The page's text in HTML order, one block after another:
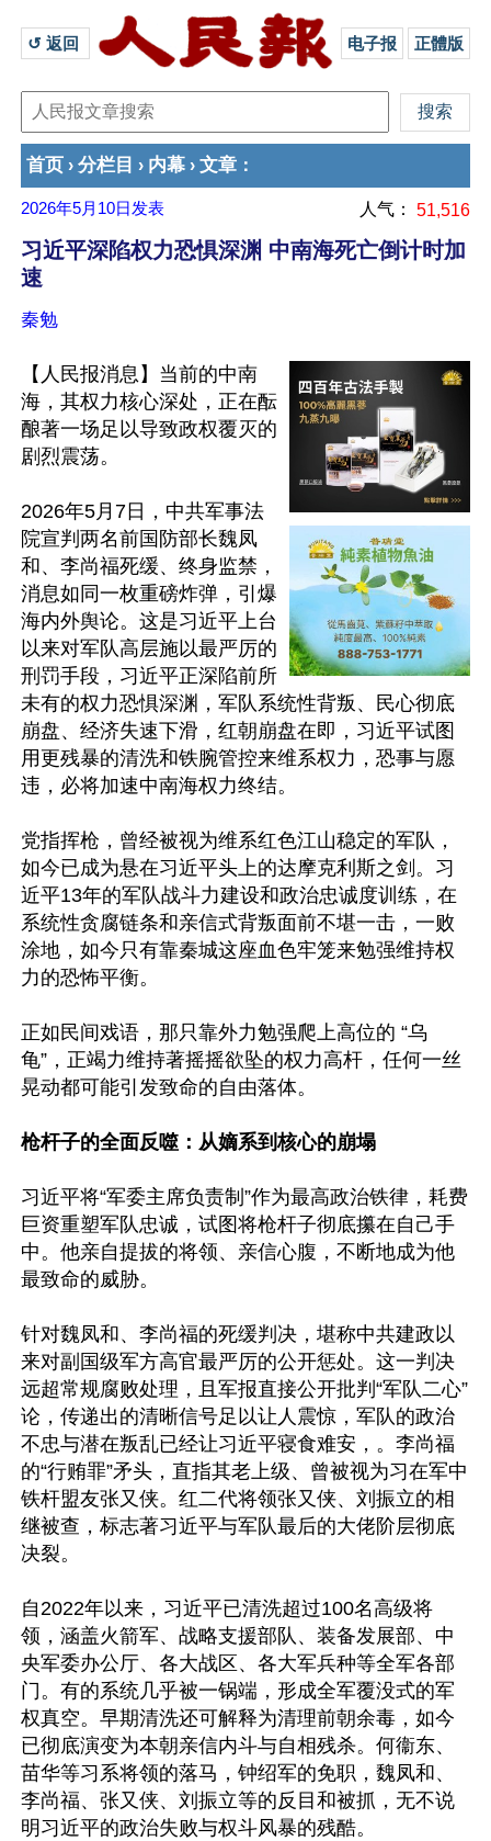
↺ 返回 电子报 正體版
首页 › 分栏目 › 内幕 › 文章 ：
2026年5月10日 发表 人气： 51,516
习近平深陷权力恐惧深渊 中南海死亡倒计时加
速
秦勉
【人民报消息】当前的中南
海，其权力核心深处，正在酝
酿著一场足以导致政权覆灭的
剧烈震荡。
2026年5月7日，中共军事法
院宣判两名前国防部长魏凤
和、李尚福死缓、终身监禁，
消息如同一枚重磅炸弹，引爆
海内外舆论。这是习近平上台
以来对军队高层施以最严厉的
刑罚手段，习近平正深陷前所
未有的权力恐惧深渊，军队系统性背叛、民心彻底
崩盘、经济失速下滑，红朝崩盘在即，习近平试图
用更残暴的清洗和铁腕管控来维系权力，恐事与愿
违，必将加速中南海权力终结。
党指挥枪，曾经被视为维系红色江山稳定的军队，
如今已成为悬在习近平头上的达摩克利斯之剑。习
近平13年的军队战斗力建设和政治忠诚度训练，在
系统性贪腐链条和亲信式背叛面前不堪一击，一败
涂地，如今只有靠秦城这座血色牢笼来勉强维持权
力的恐怖平衡。
正如民间戏语，那只靠外力勉强爬上高位的 “乌
龟”，正竭力维持著摇摇欲坠的权力高杆，任何一丝
晃动都可能引发致命的自由落体。
枪杆子的全面反噬：从嫡系到核心的崩塌
习近平将“军委主席负责制”作为最高政治铁律，耗费
巨资重塑军队忠诚，试图将枪杆子彻底攥在自己手
中。他亲自提拔的将领、亲信心腹，不断地成为他
最致命的威胁。
针对魏凤和、李尚福的死缓判决，堪称中共建政以
来对副国级军方高官最严厉的公开惩处。这一判决
远超常规腐败处理，且军报直接公开批判“军队二心”
论，传递出的清晰信号足以让人震惊，军队的政治
不忠与潜在叛乱已经让习近平寝食难安，。李尚福
的“行贿罪”矛头，直指其老上级、曾被视为习在军中
铁杆盟友张又侠。红二代将领张又侠、刘振立的相
继被查，标志著习近平与军队最后的大佬阶层彻底
决裂。
自2022年以来，习近平已清洗超过100名高级将
领，涵盖火箭军、战略支援部队、装备发展部、中
央军委办公厅、各大战区、各大军兵种等全军各部
门。有的系统几乎被一锅端，形成全军覆没式的军
权真空。早期清洗还可解释为清理前朝余毒，如今
已彻底演变为本朝亲信内斗与自相残杀。何衞东、
苗华等习系将领的落马，钟绍军的免职，魏凤和、
李尚福、张又侠、刘振立等的反目和被抓，无不说
明习近平的政治失败与权斗风暴的残酷。